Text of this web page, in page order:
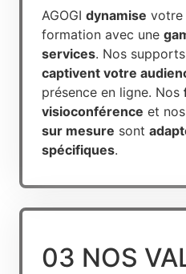
AGOGI dynamise votre
formation avec une
services. Nos
captivent votre
présence en ligne. Nos
visioconférence et nos
sur mesure sont
spécifiques.
03 NOS